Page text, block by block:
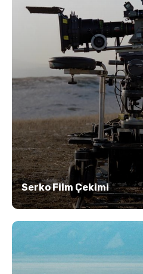
Serko Film Çekimi